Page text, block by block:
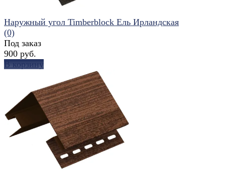
избранное сравнить
Наружный угол Timberblock Ель Ирландская
(0)
Под заказ
900 руб.
В корзину